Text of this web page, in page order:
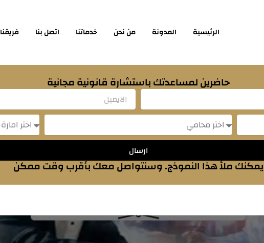
الرئيسية المدونة من نحن خدماتنا اتصل بنا فريقنا
حاضرين لمساعدتك باستشارة قانونية مجانية
Message
Message
ارسال
يمكنك ملأ هذا النموذج. وسنتواصل معك بأقرب وقت ممكن